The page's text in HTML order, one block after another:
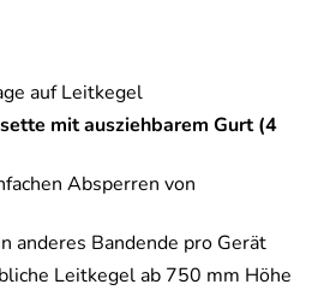
auf Leitkegel
mit ausziehbarem Gurt (4
Absperren von
anderes Bandende pro Gerät
Leitkegel ab 750 mm Höhe